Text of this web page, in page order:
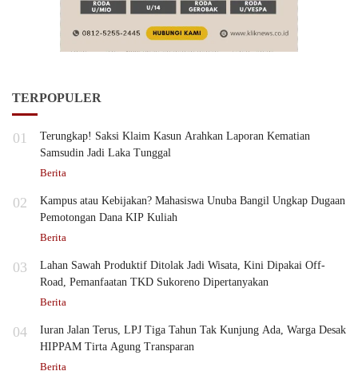
TERPOPULER
01
Terungkap! Saksi Klaim Kasun Arahkan Laporan Kematian
Samsudin Jadi Laka Tunggal
Berita
02
Kampus atau Kebijakan? Mahasiswa Unuba Bangil Ungkap Dugaan
Pemotongan Dana KIP Kuliah
Berita
03
Lahan Sawah Produktif Ditolak Jadi Wisata, Kini Dipakai Off-
Road, Pemanfaatan TKD Sukoreno Dipertanyakan
Berita
04
Iuran Jalan Terus, LPJ Tiga Tahun Tak Kunjung Ada, Warga Desak
HIPPAM Tirta Agung Transparan
Berita